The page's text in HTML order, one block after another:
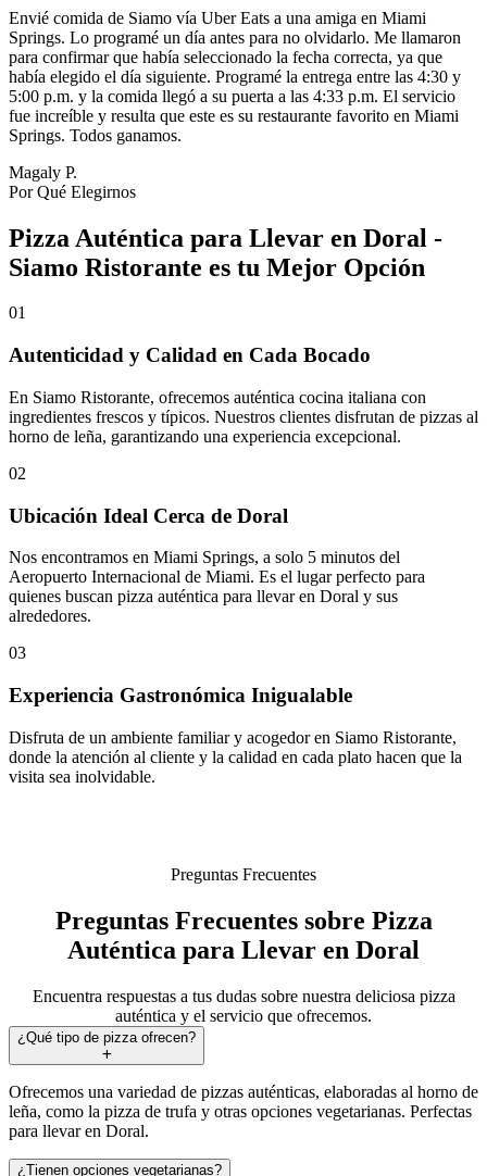
Envié comida de Siamo vía Uber Eats a una amiga en Miami
Springs. Lo programé un día antes para no olvidarlo. Me llamaron
para confirmar que había seleccionado la fecha correcta, ya que
había elegido el día siguiente. Programé la entrega entre las 4:30 y
5:00 p.m. y la comida llegó a su puerta a las 4:33 p.m. El servicio
fue increíble y resulta que este es su restaurante favorito en Miami
Springs. Todos ganamos.
Magaly P.
Por Qué Elegirnos
Pizza Auténtica para Llevar en Doral -
Siamo Ristorante es tu Mejor Opción
01
Autenticidad y Calidad en Cada Bocado
En Siamo Ristorante, ofrecemos auténtica cocina italiana con
ingredientes frescos y típicos. Nuestros clientes disfrutan de pizzas al
horno de leña, garantizando una experiencia excepcional.
02
Ubicación Ideal Cerca de Doral
Nos encontramos en Miami Springs, a solo 5 minutos del
Aeropuerto Internacional de Miami. Es el lugar perfecto para
quienes buscan pizza auténtica para llevar en Doral y sus
alrededores.
03
Experiencia Gastronómica Inigualable
Disfruta de un ambiente familiar y acogedor en Siamo Ristorante,
donde la atención al cliente y la calidad en cada plato hacen que la
visita sea inolvidable.
Preguntas Frecuentes
Preguntas Frecuentes sobre Pizza
Auténtica para Llevar en Doral
Encuentra respuestas a tus dudas sobre nuestra deliciosa pizza
auténtica y el servicio que ofrecemos.
¿Qué tipo de pizza ofrecen?
Ofrecemos una variedad de pizzas auténticas, elaboradas al horno de
leña, como la pizza de trufa y otras opciones vegetarianas. Perfectas
para llevar en Doral.
¿Tienen opciones vegetarianas?